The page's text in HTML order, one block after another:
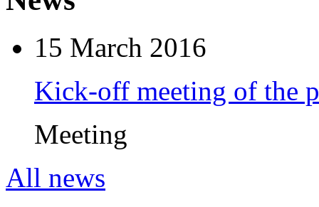
15 March 2016
Kick-off meeting of the
Meeting
All news